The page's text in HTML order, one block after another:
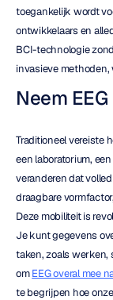
toegankelijk wordt
ontwikkelaars en
BCI-technologie
invasieve
Neem
Traditioneel vereiste
een laboratorium,
veranderen dat
draagbare
Deze mobiliteit is
Je kunt gegevens
taken, zoals werken,
om EEG overal mee
te begrijpen hoe